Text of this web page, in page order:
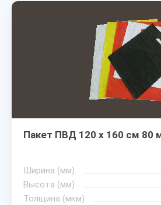
Пакет ПВД 120 х 160 см 80
Ширина (мм)
Высота (мм)
Толщина (мкм)